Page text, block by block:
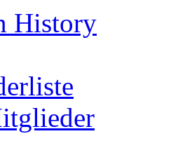
History